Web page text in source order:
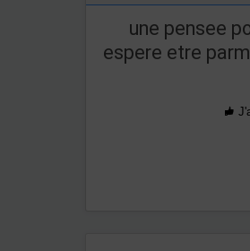
une pensee
espere etre